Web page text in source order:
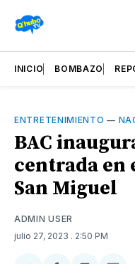
INICIO BOMBAZO
ENTRETENIMIENTO —
BAC
centrada en
San Miguel
ADMIN USER
julio 27, 2023 . 2:50 PM